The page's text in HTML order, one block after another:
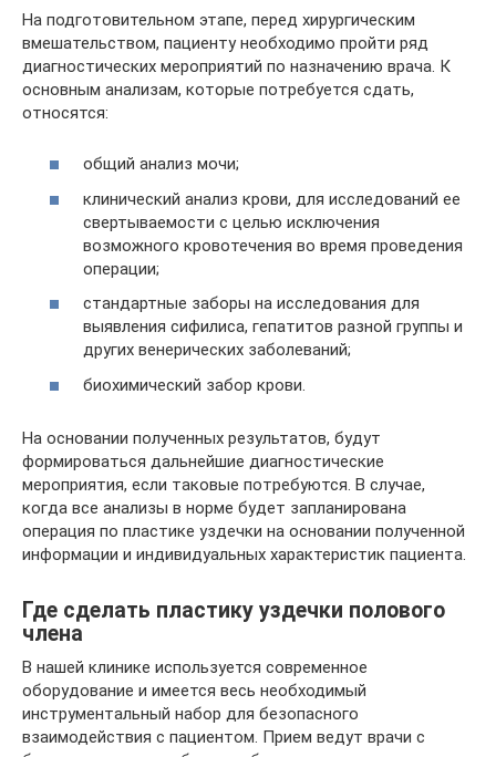
На подготовительном этапе, перед хирургическим
вмешательством, пациенту необходимо пройти ряд
диагностических мероприятий по назначению врача. К
основным анализам, которые потребуется сдать,
относятся:
общий анализ мочи;
клинический анализ крови, для исследований ее
свертываемости с целью исключения
возможного кровотечения во время проведения
операции;
стандартные заборы на исследования для
выявления сифилиса, гепатитов разной группы и
других венерических заболеваний;
биохимический забор крови.
На основании полученных результатов, будут
формироваться дальнейшие диагностические
мероприятия, если таковые потребуются. В случае,
когда все анализы в норме будет запланирована
операция по пластике уздечки на основании полученной
информации и индивидуальных характеристик пациента.
Где сделать пластику уздечки полового
члена
В нашей клинике используется современное
оборудование и имеется весь необходимый
инструментальный набор для безопасного
взаимодействия с пациентом. Прием ведут врачи с